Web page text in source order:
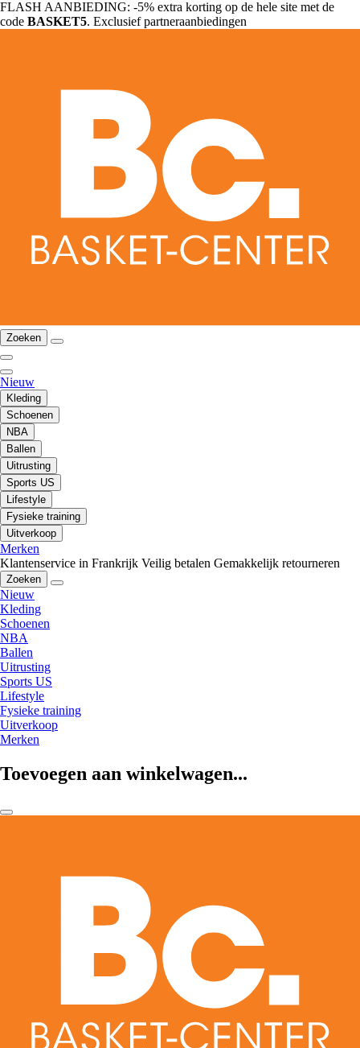
FLASH AANBIEDING: -5% extra korting op de hele site met de
code BASKET5. Exclusief partneraanbiedingen
Zoeken
Nieuw
Kleding
Schoenen
NBA
Ballen
Uitrusting
Sports US
Lifestyle
Fysieke training
Uitverkoop
Merken
Klantenservice in Frankrijk Veilig betalen Gemakkelijk retourneren
Zoeken
Nieuw
Kleding
Schoenen
NBA
Ballen
Uitrusting
Sports US
Lifestyle
Fysieke training
Uitverkoop
Merken
Toevoegen aan winkelwagen...